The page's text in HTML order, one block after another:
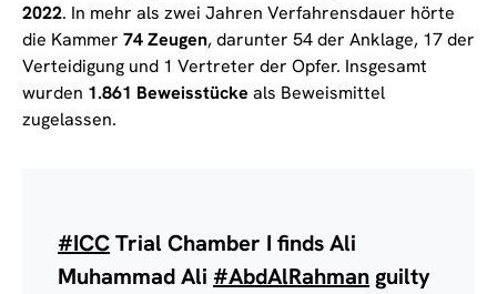
2022. In mehr als zwei Jahren Verfahrensdauer hörte
die Kammer 74 Zeugen, darunter 54 der Anklage, 17 der
Verteidigung und 1 Vertreter der Opfer. Insgesamt
wurden 1.861 Beweisstücke als Beweismittel
zugelassen.
#ICCTrial Chamber I finds Ali
Muhammad Ali #AbdAlRahmanguilty